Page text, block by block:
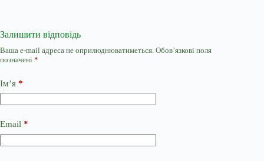
Залишити відповідь
Ваша e-mail адреса не оприлюднюватиметься. Обов’язкові поля
позначені *
Ім’я *
Email *